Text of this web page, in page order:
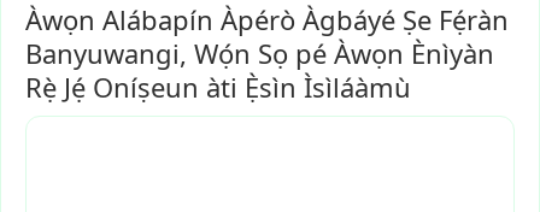
Àwọn Alábapín Àpérò Àgbáyé Ṣe Fẹ́ràn
Banyuwangi, Wọ́n Sọ pé Àwọn Ènìyàn
Rẹ̀ Jẹ́ Oníṣeun àti Ẹ̀sìn Ìsìláàmù